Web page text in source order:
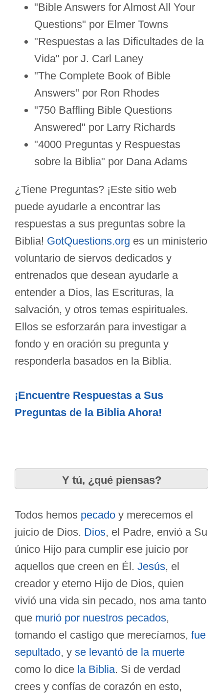
"Bible Answers for Almost All Your
Questions" por Elmer Towns
"Respuestas a las Dificultades de la
Vida" por J. Carl Laney
"The Complete Book of Bible
Answers" por Ron Rhodes
"750 Baffling Bible Questions
Answered" por Larry Richards
"4000 Preguntas y Respuestas
sobre la Biblia" por Dana Adams
¿Tiene Preguntas? ¡Este sitio web
puede ayudarle a encontrar las
respuestas a sus preguntas sobre la
Biblia! GotQuestions.org es un ministerio
voluntario de siervos dedicados y
entrenados que desean ayudarle a
entender a Dios, las Escrituras, la
salvación, y otros temas espirituales.
Ellos se esforzarán para investigar a
fondo y en oración su pregunta y
responderla basados en la Biblia.
¡Encuentre Respuestas a Sus
Preguntas de la Biblia Ahora!
Y tú, ¿qué piensas?
Todos hemos pecado y merecemos el
juicio de Dios. Dios, el Padre, envió a Su
único Hijo para cumplir ese juicio por
aquellos que creen en Él. Jesús, el
creador y eterno Hijo de Dios, quien
vivió una vida sin pecado, nos ama tanto
que murió por nuestros pecados,
tomando el castigo que merecíamos, fue
sepultado, y se levantó de la muerte
como lo dice la Biblia. Si de verdad
crees y confías de corazón en esto,